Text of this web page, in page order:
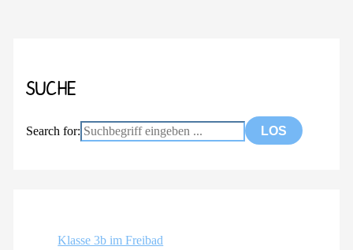
SUCHE
Search for:
Klasse 3b im Freibad